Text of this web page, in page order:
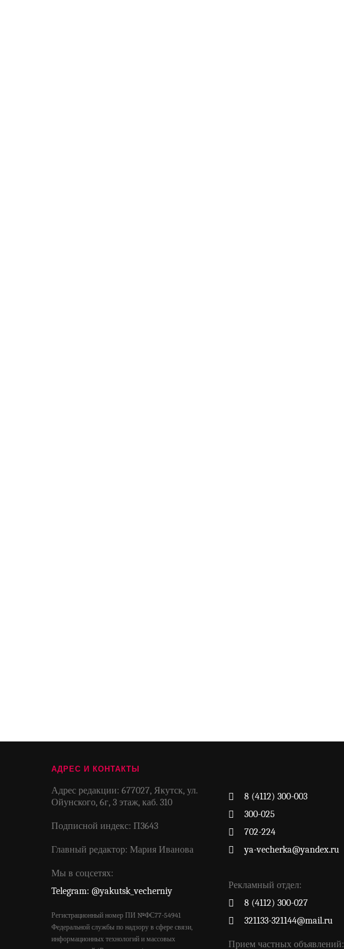
АДРЕС И КОНТАКТЫ
Адрес редакции: 677027, Якутск, ул.
Ойунского, 6г, 3 этаж, каб. 310
Подписной индекс: П3643
Главный редактор: Мария Иванова
Мы в соцсетях:
Telegram: @yakutsk_vecherniy
Регистрационный номер ПИ №ФС77-54941
Федеральной службы по надзору в сфере связи,
информационных технологий и массовых
8 (4112) 300-003
300-025
702-224
ya-vecherka@yandex.ru
Рекламный отдел:
8 (4112) 300-027
321133-321144@mail.ru
Прием частных объявлений: